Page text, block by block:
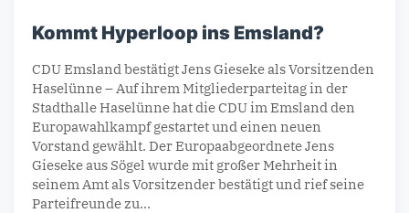
Kommt Hyperloop ins Emsland?
CDU Emsland bestätigt Jens Gieseke als Vorsitzenden
Haselünne – Auf ihrem Mitgliederparteitag in der
Stadthalle Haselünne hat die CDU im Emsland den
Europawahlkampf gestartet und einen neuen
Vorstand gewählt. Der Europaabgeordnete Jens
Gieseke aus Sögel wurde mit großer Mehrheit in
seinem Amt als Vorsitzender bestätigt und rief seine
Parteifreunde zu…